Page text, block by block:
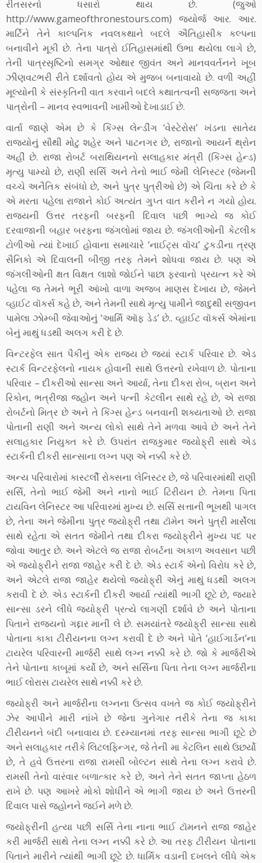
રીતસરનો ધસારો થાય છે. (જુઓ
http://www.gameofthronestours.com) જ્યોર્જ આર. આર.
માર્ટિને તેને કાલ્પનિક નવલકથાને બદલે ઐતિહાસીક કલ્પના
બનાવીને મૂકી છે. તેના પાત્રો ઈતિહાસમાંથી ઉભા થયેલા લાગે છે,
તેની પાત્રસૃષ્ટિનો સમગ્ર ઓથાર જીવંત અને માનવવર્તનને ખૂબ
ઝીણવટભરી રીતે દર્શાવતો હોય એ મુજબ બનાવાયો છે. વળી અહીં
મૂલ્યોની કે સંસ્કૃતિની વાત કરવાને બદલે કથાતત્વની સજ્જતા અને
પાત્રોની – માનવ સ્વભાવની ખામીઓ દેખાડાઈ છે.
વાર્તા જાણે એમ છે કે કિંગ્સ લેન્ડીંગ ‘વેસ્ટેરોસ’ ખંડના સાતેય
રાજ્યોનું સૌથી મોટુ શહેર અને પાટનગર છે, રાજાનો આયર્ન થ્રોન
અહીં છે. રાજા રોબર્ટ બરાથિયનનો સલાહકાર મંત્રી (કિંગ્સ હેન્ડ)
મૃત્યુ પામ્યો છે, રાણી સર્સિ અને તેનો ભાઈ જેમી લેનિસ્ટર (જેમની
વચ્ચે અનૈતિક સંબંધો છે, અને પુત્ર પુત્રીઓ છે) એ ચિંતા કરે છે કે
એ મરતા પહેલા રાજાને કોઈ અત્યંત ગુપ્ત વાત કરીને ન ગયો હોય.
રાજ્યની ઉત્તર તરફની બરફની દિવાલ પછી ભાગ્યે જ કોઈ
દરવાજાની બહાર બરફના જંગલોમાં જાય છે. જંગલીઓની કેટલીક
ટોળીઓ ત્યાં દેખાઈ હોવાના સમાચારે ‘નાઈટ્સ વૉચ’ ટુકડીના ત્રણ
સૈનિકો એ દિવાલની બીજી તરફ તેમને શોધવા જાય છે. પણ એ
જંગલીઓની ક્ષત વિક્ષત લાશો જોઈને પાછા ફરવાનો પ્રયત્ન કરે એ
પહેલા જ તેમને ભૂરી આંખો વાળા અજબ માણસ દેખાય છે, જેમને
વ્હાઈટ વૉકર્સ કહે છે, અને તેમની સાથે મૃત્યુ પામીને જાદુથી સજીવન
પામેલા ઝોમ્બી જેવાઓનું ‘આર્મિ ઑફ ડેડ’ છે.. વ્હાઈટ વૉકર્સ એમાંના
બેનું માથું ધડથી અલગ કરી દે છે.
વિન્ટરફેલ સાત પૈકીનું એક રાજ્ય છે જ્યાં સ્ટાર્ક પરિવાર છે. એડ
સ્ટાર્ક વિન્ટરફેલનો નાયક હોવાની સાથે ઉત્તરનો રખેવાળ છે. પોતાના
પરિવાર – દીકરીઓ સાન્સા અને આર્યા, તેના દીકરા રોબ, બ્રાન અને
રિકોન, ભત્રીજા જ્હોન અને પત્ની કેટલીન સાથે રહે છે, એ રાજા
રોબર્ટનો મિત્ર છે અને તે કિંગ્સ હેન્ડ બનવાની શક્યતાઓ છે. રાજા
પોતાની રાણી અને અન્ય લોકો સાથે તેને મળવા આવે છે અને તેને
સલાહકાર નિયુક્ત કરે છે. ઉપરાંત રાજકુમાર જ્યોફ્રી સાથે એડ
સ્ટાર્કની દીકરી સાન્સાના લગ્ન પણ એ નક્કી કરે છે.
અન્ય પરિવારોમાં કાસ્ટર્લી રોક્સના લેનિસ્ટર છે, જે પરિવારમાંથી રાણી
સર્સિ, તેનો ભાઈ જેમી અને નાનો ભાઈ ટિરીયન છે. તેમના પિતા
ટાયવિન લેનિસ્ટર આ પરિવારમાં મુખ્ય છે. સર્સિ સત્તાની ભૂખથી પાગલ
છે, તેના અને જેમીના પુત્ર જ્યોફ્રી તથા ટૉમેન અને પુત્રી માર્સેલા
સાથે રહેતા એ સતત જેમીને તથા દીકરા જ્યોફ્રીને મુખ્ય પદ પર
જોવા આતુર છે. અને એટલે જ રાજા રોબર્ટના અકાળ અવસાન પછી
એ જ્યોફ્રીને રાજા જાહેર કરી દે છે. એડ સ્ટાર્ક એનો વિરોધ કરે છે,
અને એટલે રાજા જાહેર થયેલો જ્યોફ્રી એનું માથું ધડથી અલગ
કરાવી દે છે. એડ સ્ટાર્કની દીકરી આર્યા ત્યાંથી ભાગી છૂટે છે, જ્યારે
સાન્સા ડરને લીધે જ્યોફ્રી પ્રત્યે લાગણી દર્શાવે છે અને પોતાના
પિતાને રાજ્યનો ગદ્દાર માની લે છે. સમયાંતરે જ્યોફ્રી સાન્સા સાથે
પોતાના કાકા ટીરીયનના લગ્ન કરાવી દે છે અને પોતે ‘હાઈગાર્ડન’ના
ટાયરેલ પરિવારની માર્જરી સાથે લગ્ન નક્કી કરે છે. જો કે માર્જરીએ
તેને પોતાના કાબૂમાં કર્યો છે, અને સર્સિના પિતા તેના લગ્ન માર્જરીના
ભાઈ લોરાસ ટાયરેલ સાથે નક્કી કરે છે.
જ્યોફ્રી અને માર્જરીના લગ્નના ઉત્સવ વખતે જ કોઈ જ્યોફ્રીને
ઝેર આપીને મારી નાંખે છે જેના ગુનેગાર તરીકે તેના જ કાકા
ટીરીયનને બંદી બનાવાય છે. દરમ્યાનમાં તરફ સાન્સા ભાગી છૂટે છે
અને સલાહકાર તરીકે લિટલફિન્ગર, જે તેની મા કેટલિન સાથે ઉછર્યો
છે, તે હવે ઉત્તરના રાજા રામસી બોલ્ટન સાથે તેના લગ્ન કરાવે છે.
રામસી તેનો વારંવાર બળાત્કાર કરે છે, અને તેને સતત જાપ્તા હેઠળ
રાખે છે. પણ આખરે મોકો શોધીને એ ભાગી જાય છે અને ઉત્તરની
દિવાલ પાસે જ્હોનને જઈને મળે છે.
જ્યોફ્રીની હત્યા પછી સર્સિ તેના નાના ભાઈ ટૉમનને રાજા જાહેર
કરી માર્જરી સાથે તેના લગ્ન નક્કી કરે છે. આ તરફ ટીરીયન પોતાના
પિતાને મારીને ત્યાંથી ભાગી છૂટે છે. ધાર્મિક વડાની દખલને લીધે એક